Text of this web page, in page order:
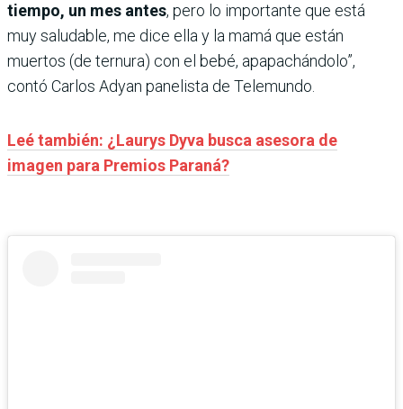
tiempo, un mes antes, pero lo importante que está
muy saludable, me dice ella y la mamá que están
muertos (de ternura) con el bebé, apapachándolo”,
contó Carlos Adyan panelista de Telemundo.
Leé también: ¿Laurys Dyva busca asesora de
imagen para Premios Paraná?